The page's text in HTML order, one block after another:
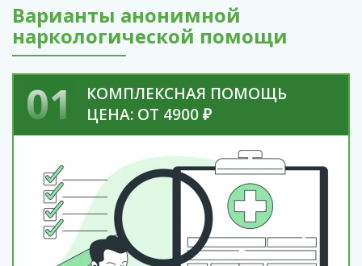
Варианты анонимной
наркологической помощи
01
КОМПЛЕКСНАЯ ПОМОЩЬ
ЦЕНА: ОТ 4900 ₽